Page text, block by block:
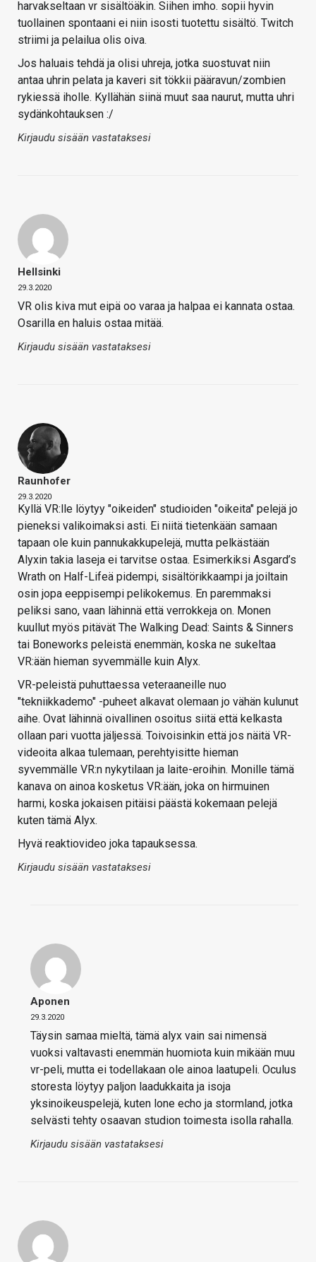
harvakseltaan vr sisältöäkin. Siihen imho. sopii hyvin
tuollainen spontaani ei niin isosti tuotettu sisältö. Twitch
striimi ja pelailua olis oiva.
Jos haluais tehdä ja olisi uhreja, jotka suostuvat niin
antaa uhrin pelata ja kaveri sit tökkii pääravun/zombien
rykiessä iholle. Kyllähän siinä muut saa naurut, mutta uhri
sydänkohtauksen :/
Kirjaudu sisään vastataksesi
Hellsinki
29.3.2020
VR olis kiva mut eipä oo varaa ja halpaa ei kannata ostaa.
Osarilla en haluis ostaa mitää.
Kirjaudu sisään vastataksesi
Raunhofer
29.3.2020
Kyllä VR:lle löytyy "oikeiden" studioiden "oikeita" pelejä jo
pieneksi valikoimaksi asti. Ei niitä tietenkään samaan
tapaan ole kuin pannukakkupelejä, mutta pelkästään
Alyxin takia laseja ei tarvitse ostaa. Esimerkiksi Asgard’s
Wrath on Half-Lifeä pidempi, sisältörikkaampi ja joiltain
osin jopa eeppisempi pelikokemus. En paremmaksi
peliksi sano, vaan lähinnä että verrokkeja on. Monen
kuullut myös pitävät The Walking Dead: Saints & Sinners
tai Boneworks peleistä enemmän, koska ne sukeltaa
VR:ään hieman syvemmälle kuin Alyx.
VR-peleistä puhuttaessa veteraaneille nuo
"tekniikkademo" -puheet alkavat olemaan jo vähän kulunut
aihe. Ovat lähinnä oivallinen osoitus siitä että kelkasta
ollaan pari vuotta jäljessä. Toivoisinkin että jos näitä VR-
videoita alkaa tulemaan, perehtyisitte hieman
syvemmälle VR:n nykytilaan ja laite-eroihin. Monille tämä
kanava on ainoa kosketus VR:ään, joka on hirmuinen
harmi, koska jokaisen pitäisi päästä kokemaan pelejä
kuten tämä Alyx.
Hyvä reaktiovideo joka tapauksessa.
Kirjaudu sisään vastataksesi
Aponen
29.3.2020
Täysin samaa mieltä, tämä alyx vain sai nimensä
vuoksi valtavasti enemmän huomiota kuin mikään muu
vr-peli, mutta ei todellakaan ole ainoa laatupeli. Oculus
storesta löytyy paljon laadukkaita ja isoja
yksinoikeuspelejä, kuten lone echo ja stormland, jotka
selvästi tehty osaavan studion toimesta isolla rahalla.
Kirjaudu sisään vastataksesi